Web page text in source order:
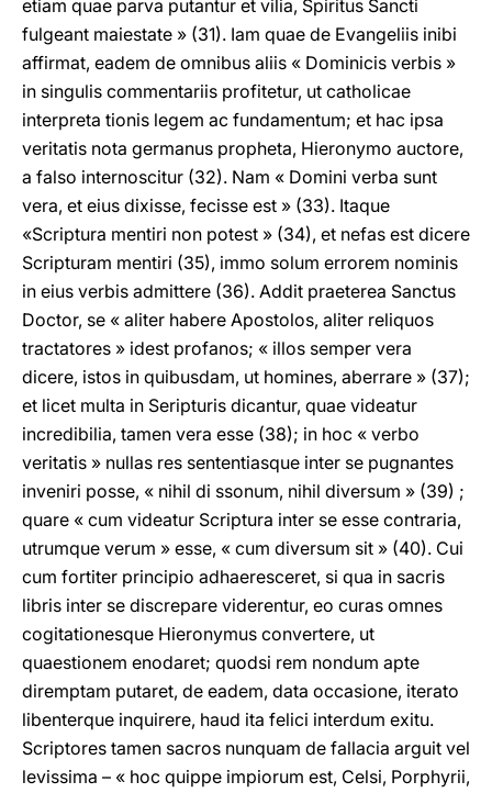
etiam quae parva putantur et vilia, Spiritus Sancti
fulgeant maiestate » (31). Iam quae de Evangeliis inibi
affirmat, eadem de omnibus aliis « Dominicis verbis »
in singulis commentariis profitetur, ut catholicae
interpreta tionis legem ac fundamentum; et hac ipsa
veritatis nota germanus propheta, Hieronymo auctore,
a falso internoscitur (32). Nam « Domini verba sunt
vera, et eius dixisse, fecisse est » (33). Itaque
«Scriptura mentiri non potest » (34), et nefas est dicere
Scripturam mentiri (35), immo solum errorem nominis
in eius verbis admittere (36). Addit praeterea Sanctus
Doctor, se « aliter habere Apostolos, aliter reliquos
tractatores » idest profanos; « illos semper vera
dicere, istos in quibusdam, ut homines, aberrare » (37);
et licet multa in Seripturis dicantur, quae videatur
incredibilia, tamen vera esse (38); in hoc « verbo
veritatis » nullas res sententiasque inter se pugnantes
inveniri posse, « nihil di ssonum, nihil diversum » (39) ;
quare « cum videatur Scriptura inter se esse contraria,
utrumque verum » esse, « cum diversum sit » (40). Cui
cum fortiter principio adhaeresceret, si qua in sacris
libris inter se discrepare viderentur, eo curas omnes
cogitationesque Hieronymus convertere, ut
quaestionem enodaret; quodsi rem nondum apte
diremptam putaret, de eadem, data occasione, iterato
libenterque inquirere, haud ita felici interdum exitu.
Scriptores tamen sacros nunquam de fallacia arguit vel
levissima – « hoc quippe impiorum est, Celsi, Porphyrii,